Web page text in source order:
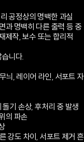
공정상의 명백한 과실
과 명백히 다른 출력 등 중
제작, 보수 또는 합리적
니다.
늬, 레이어 라인, 서포트 자
기 손상, 후처리 중 발생
의 파손
강도 차이, 서포트 제거 흔